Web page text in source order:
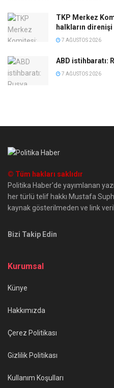
TKP Merkez
halkların
7 AĞUSTOS 2026
ABD istihbaratı:
7 AĞUSTOS 2026
© Tüm hakları saklıdır
Politika Haber'de yayımlanan
her türlü telif hakkı Mustafa
kaynak gösterilmeden ve link
Bizi Takip Edin
Kurumsal
Künye
Hakkımızda
Çerez Politikası
Gizlilik Politikası
Kullanım Koşulları